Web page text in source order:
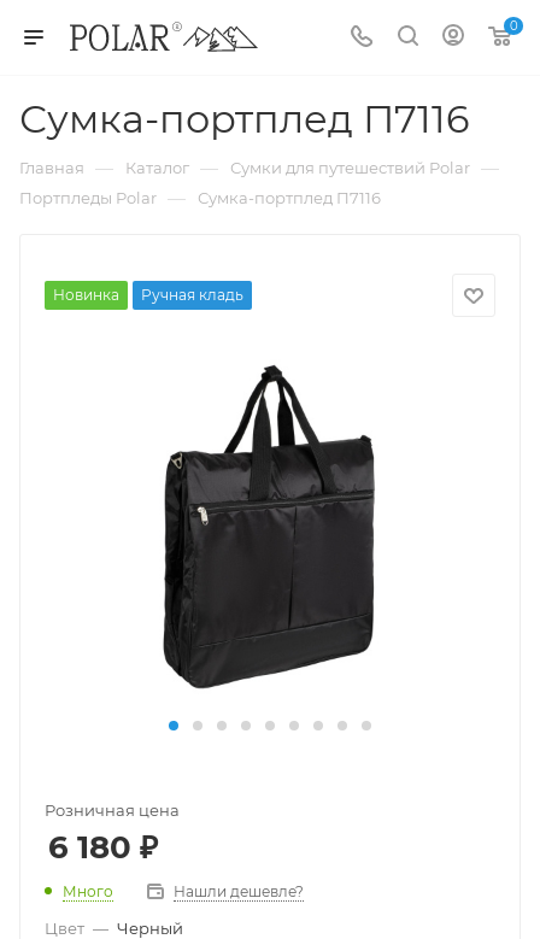
0
Сумка-портплед П7116
Главная — Каталог — Сумки для путешествий Polar —
Портпледы Polar — Сумка-портплед П7116
Новинка Ручная кладь
Розничная цена
6 180 ₽
Много Нашли дешевле?
Цвет — Черный